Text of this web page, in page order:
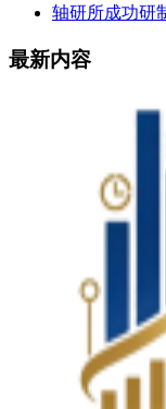
轴研所成功研
最新内容